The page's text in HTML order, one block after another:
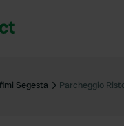
Segesta Parcheggio